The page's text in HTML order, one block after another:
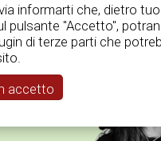
informarti che, dietro
"Accetto",
di terze parti che
accetto